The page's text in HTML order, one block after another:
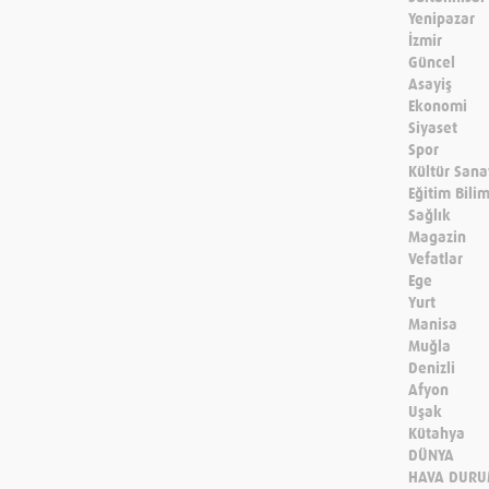
Yenipazar
İzmir
Güncel
Asayiş
Ekonomi
Siyaset
Spor
Kültür
Eğitim Bilim
Sağlık
Magazin
Vefatlar
Ege
Yurt
Manisa
Muğla
Denizli
Afyon
Uşak
Kütahya
DÜNYA
HAVA